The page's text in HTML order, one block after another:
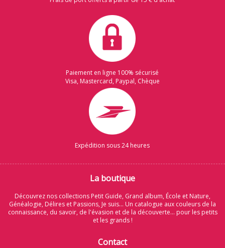
Paiement en ligne 100% sécurisé
Visa, Mastercard, Paypal, Chèque
Expédition sous 24 heures
La boutique
Découvrez nos collections Petit Guide, Grand album, École et Nature,
Généalogie, Délires et Passions, Je suis... Un catalogue aux couleurs de la
connaissance, du savoir, de l'évasion et de la découverte... pour les petits
et les grands !
Contact